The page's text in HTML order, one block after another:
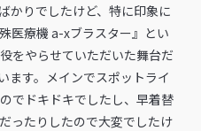
かりでしたけど、特に印象に
医療機 a-xブラスター』とい
をやらせていただいた舞台だ
ます。メインでスポットライ
でドキドキでしたし、早着替
ったりしたので大変でしたけ